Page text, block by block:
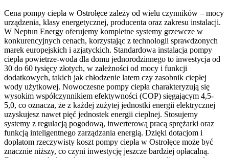
Cena pompy ciepła w Ostrołęce zależy od wielu czynników – mocy
urządzenia, klasy energetycznej, producenta oraz zakresu instalacji.
W Neptun Energy oferujemy kompletne systemy grzewcze w
konkurencyjnych cenach, korzystając z technologii sprawdzonych
marek europejskich i azjatyckich. Standardowa instalacja pompy
ciepła powietrze-woda dla domu jednorodzinnego to inwestycja od
30 do 60 tysięcy złotych, w zależności od mocy i funkcji
dodatkowych, takich jak chłodzenie latem czy zasobnik ciepłej
wody użytkowej. Nowoczesne pompy ciepła charakteryzują się
wysokim współczynnikiem efektywności (COP) sięgającym 4,5-
5,0, co oznacza, że z każdej zużytej jednostki energii elektrycznej
uzyskujesz nawet pięć jednostek energii cieplnej. Stosujemy
systemy z regulacją pogodową, inwerterową pracą sprężarki oraz
funkcją inteligentnego zarządzania energią. Dzięki dotacjom i
dopłatom rzeczywisty koszt pompy ciepła w Ostrołęce może być
znacznie niższy, co czyni inwestycję jeszcze bardziej opłacalną.